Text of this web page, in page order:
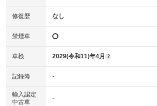
修復歴 なし
禁煙車
車検 2029(令和11)年4月 ?
記録簿 -
輸入認定
中古車
-